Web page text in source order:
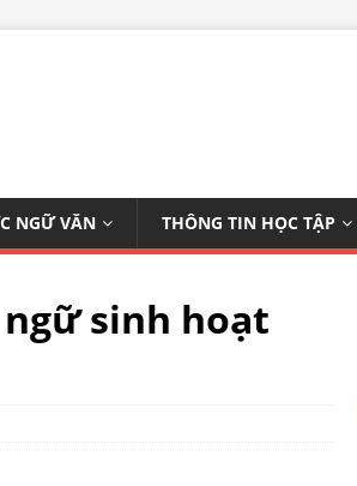
NGỮ VĂN THÔNG TIN HỌC TẬP
ngữ sinh hoạt